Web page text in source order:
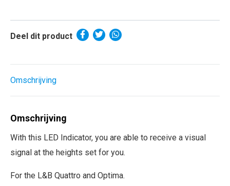
Deel dit product
Omschrijving
Omschrijving
With this LED Indicator, you are able to receive a visual
signal at the heights set for you.
For the L&B Quattro and Optima.